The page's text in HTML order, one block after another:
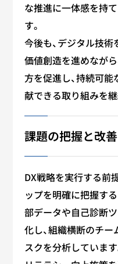
な推進に一体感を持
す。
今後も、デジタル技
価値創造を進めなが
方を促進し、持続可
献できる取り組みを
課題の把握と改
DX戦略を実行する前
ップを明確に把握す
部データや自己診断
化し、組織横断のチ
スクを分析していま